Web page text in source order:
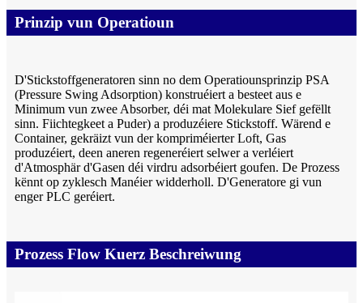
Prinzip vun Operatioun
D'Stickstoffgeneratoren sinn no dem Operatiounsprinzip PSA
(Pressure Swing Adsorption) konstruéiert a besteet aus e
Minimum vun zwee Absorber, déi mat Molekulare Sief gefëllt
sinn. Fiichtegkeet a Puder) a produzéiere Stickstoff. Wärend e
Container, gekräizt vun der kompriméierter Loft, Gas
produzéiert, deen aneren regeneréiert selwer a verléiert
d'Atmosphär d'Gasen déi virdru adsorbéiert goufen. De Prozess
kënnt op zyklesch Manéier widderholl. D'Generatore gi vun
enger PLC geréiert.
Prozess Flow Kuerz Beschreiwung